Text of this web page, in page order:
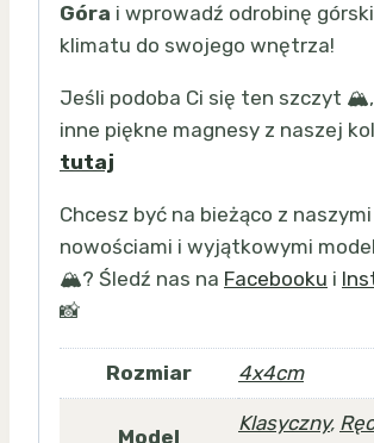
Góra i wprowadź odrobinę
klimatu do swojego wnętrza!
Jeśli podoba Ci się ten szczyt
inne piękne magnesy z naszej
tutaj
Chcesz być na bieżąco z naszymi
nowościami i wyjątkowymi
🏔️? Śledź nas na Facebooku i
📸
Rozmiar 4x4cm
Model
Klasyczny,